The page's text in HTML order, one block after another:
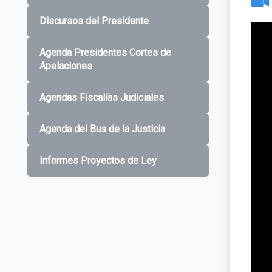
Discursos del Presidente
Agenda Presidentes Cortes de
Apelaciones
Agendas Fiscalías Judiciales
Agenda del Bus de la Justicia
Informes Proyectos de Ley